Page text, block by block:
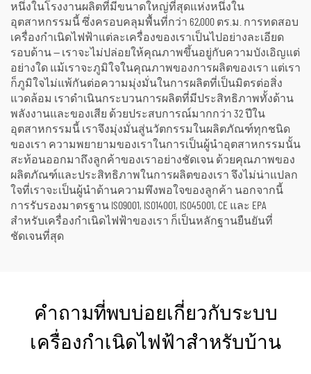
หนึ่งในโรงงานผลิตที่มีขนาดใหญ่ที่สุดแห่งหนึ่งใน
อุตสาหกรรมนี้ ซึ่งครอบคลุมพื้นที่กว่า 62,000 ตร.ม. การทดสอบ
เครื่องกำเนิดไฟฟ้าแต่ละเครื่องของเราเป็นไปอย่างละเอียด
รอบด้าน — เราจะไม่ปล่อยให้คุณภาพขึ้นอยู่กับความบังเอิญแต่
อย่างใด แม้เราจะภูมิใจในคุณภาพของการผลิตของเรา แต่เรา
ก็ภูมิใจไม่แพ้กันต่อความมุ่งมั่นในการผลิตที่เป็นมิตรต่อสิ่ง
แวดล้อม เราดำเนินกระบวนการผลิตที่มีประสิทธิภาพทั้งด้าน
พลังงานและของเสีย ด้วยประสบการณ์มากกว่า 32 ปีใน
อุตสาหกรรมนี้ เราจึงมุ่งมั่นสู่นวัตกรรมในผลิตภัณฑ์ทุกชนิด
ของเรา ความพยายามของเราในการเป็นผู้นำอุตสาหกรรมนั้น
สะท้อนออกมาถึงลูกค้าของเราอย่างชัดเจน ด้วยคุณภาพของ
ผลิตภัณฑ์และประสิทธิภาพในการผลิตของเรา จึงไม่น่าแปลก
ใจที่เราจะเป็นผู้นำด้านความพึงพอใจของลูกค้า นอกจากนี้
การรับรองมาตรฐาน ISO9001, ISO14001, ISO45001, CE และ EPA
สำหรับเครื่องกำเนิดไฟฟ้าของเรา ก็เป็นหลักฐานยืนยันที่
ชัดเจนที่สุด
คำถามที่พบบ่อยเกี่ยวกับระบบ
เครื่องกำเนิดไฟฟ้าสำหรับบ้าน